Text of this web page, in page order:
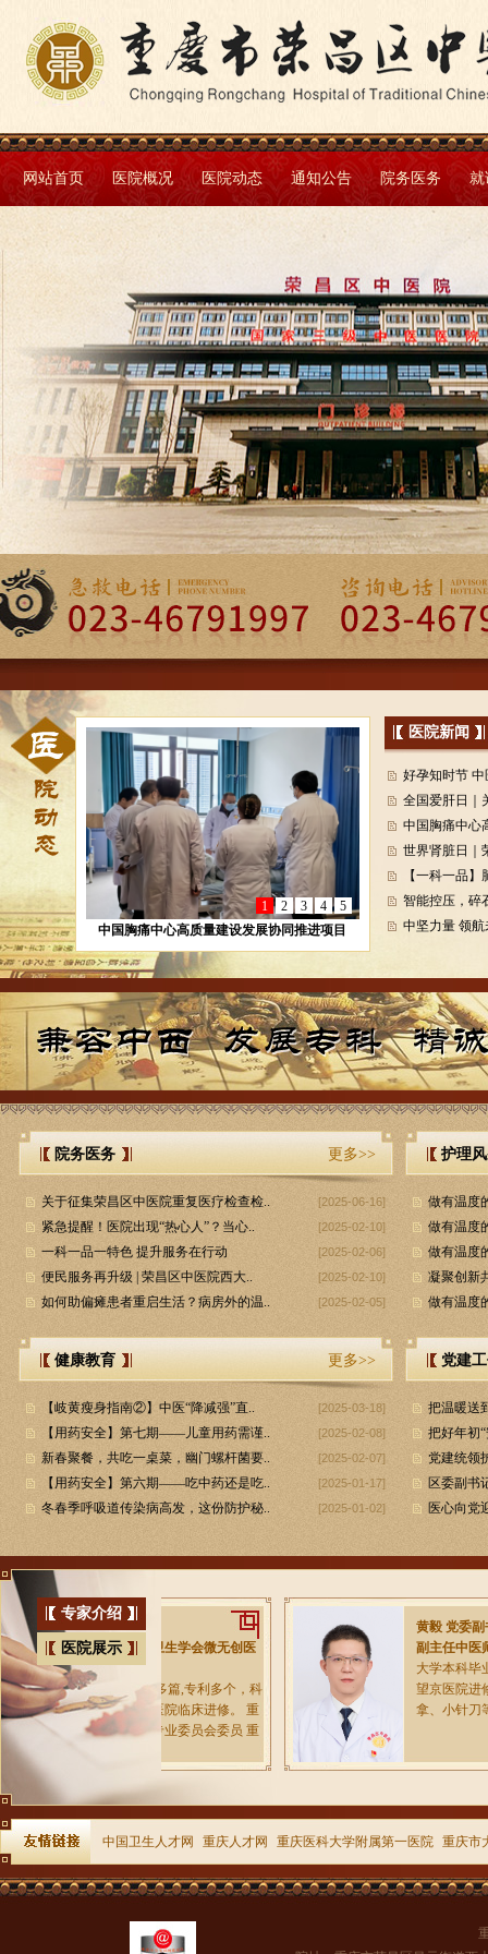
网站首页 医院概况 医院动态 通知公告 院务医务 就
中国胸痛中心高质量建设发展协同推进项目
（重庆荣昌站）活动圆满举办 —— 知名专家助
力基层医疗能力提升
1 2 3 4 5
医院新闻
好孕知时节
全国爱肝日｜
中国胸痛中心
世界肾脏日｜
【一科一品
智能控压，碎
中坚力量 领
更多>>
院务医务
[2025-06-16]
关于征集荣昌区中医院重复医疗检查检..
[2025-02-10]
紧急提醒！医院出现“热心人”？当心..
[2025-02-06]
一科一品一特色 提升服务在行动
[2025-02-10]
便民服务再升级 | 荣昌区中医院西大..
[2025-02-05]
如何助偏瘫患者重启生活？病房外的温..
护理
做有温度
做有温度
做有温度
凝聚创新
做有温度
更多>>
健康教育
[2025-03-18]
【岐黄瘦身指南②】中医“降减强”直..
[2025-02-08]
【用药安全】第七期——儿童用药需谨..
[2025-02-07]
新春聚餐，共吃一桌菜，幽门螺杆菌要..
[2025-01-17]
【用药安全】第六期——吃中药还是吃..
[2025-01-02]
冬春季呼吸道传染病高发，这份防护秘..
党建
把温暖送
把好年初
党建统领
区委副书
医心向党
专家介绍
医院展示
委书记..
主任医师、重庆市妇幼卫生学会微无创医
委员会委员
产科近三十年,发表论文多篇,专利多个，科
，曾在重医等多家三甲医院临床进修。 重
幼卫生学会微无创医学专业委员会委员 重
[详细]
黄毅 党委副书
副主任中医师
大学本科毕
望京医院进
拿、小针刀
中国卫生人才网 重庆人才网 重庆医科大学附属第一医院 重庆市